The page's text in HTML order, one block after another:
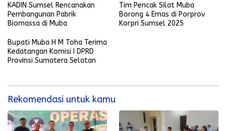
KADIN Sumsel Rencanakan
Pembangunan Pabrik
Biomassa di Muba
Tim Pencak Silat Muba
Borong 4 Emas di Porprov
Korpri Sumsel 2025
Bupati Muba H M Toha Terima
Kedatangan Komisi I DPRD
Provinsi Sumatera Selatan
Rekomendasi untuk kamu